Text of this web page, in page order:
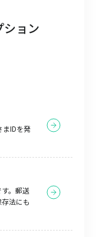
ション
まIDを発
。郵送
法にも